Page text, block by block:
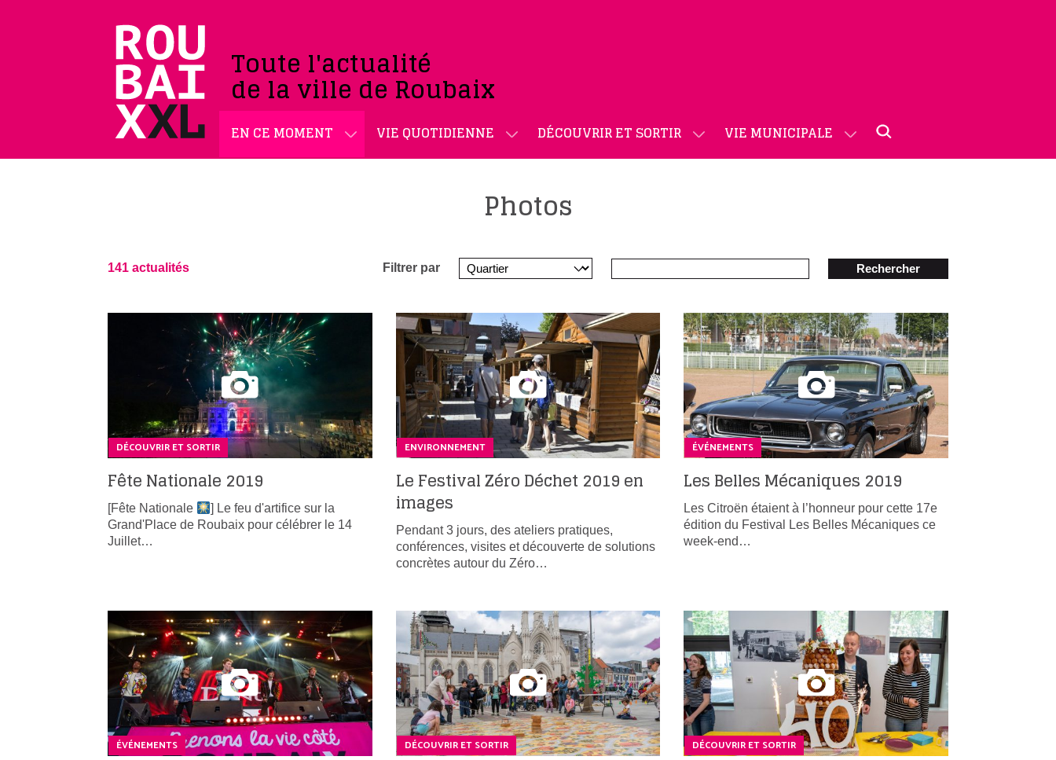
Toute l'actualité
de la ville de Roubaix
EN CE MOMENT VIE QUOTIDIENNE DÉCOUVRIR ET SORTIR VIE MUNICIPALE
Photos
141 actualités Filtrer par Rechercher
DÉCOUVRIR ET SORTIR
Fête Nationale 2019
[Fête Nationale
] Le feu d'artifice sur la
Grand'Place de Roubaix pour célébrer le 14
Juillet…
ENVIRONNEMENT
Le Festival Zéro Déchet 2019 en
images
Pendant 3 jours, des ateliers pratiques,
conférences, visites et découverte de solutions
concrètes autour du Zéro…
ÉVÉNEMENTS
Les Belles Mécaniques 2019
Les Citroën étaient à l’honneur pour cette 17e
édition du Festival Les Belles Mécaniques ce
week-end…
ÉVÉNEMENTS DÉCOUVRIR ET SORTIR DÉCOUVRIR ET SORTIR